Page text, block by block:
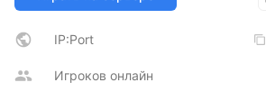
IP:Port
Игроков онлайн